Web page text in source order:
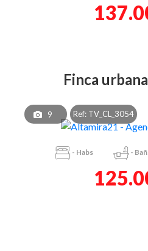
finca
9 Ref: TV_CL_3054
- Habs -